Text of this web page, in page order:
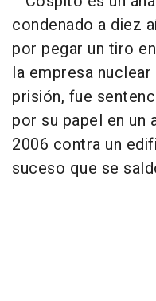
condenado a diez
por pegar un tiro
la empresa
prisión, fue
por su papel en un
2006 contra un
suceso que se